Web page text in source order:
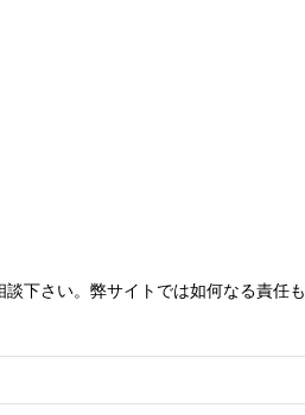
下さい。弊サイトでは如何なる責任